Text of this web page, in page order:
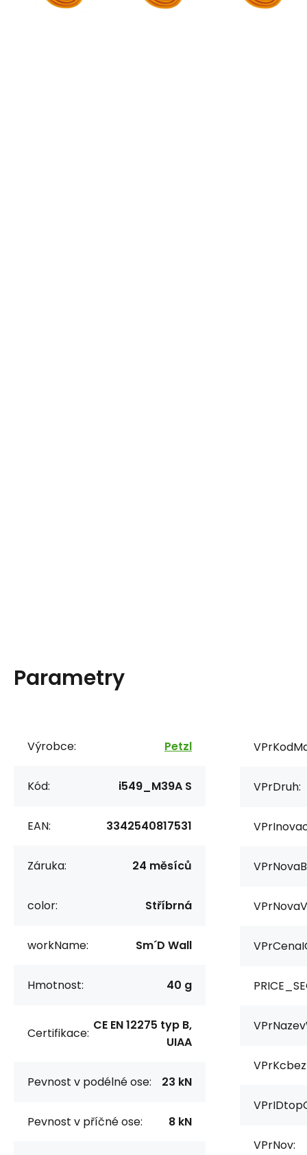
Parametry
Výrobce: Petzl
Kód: i549_M39A S
EAN: 3342540817531
Záruka: 24 měsíců
color: Stříbrná
workName: Sm´D Wall
Hmotnost: 40 g
Certifikace:
CE EN 12275 typ B,
UIAA
Pevnost v podélné ose: 23 kN
Pevnost v příčné ose: 8 kN
VPrDruh:
VPrNov: